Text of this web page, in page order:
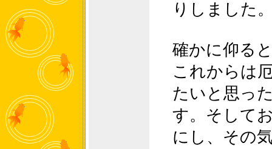
りしました
確かに仰る
これからは
たいと思っ
す。そして
にし、その